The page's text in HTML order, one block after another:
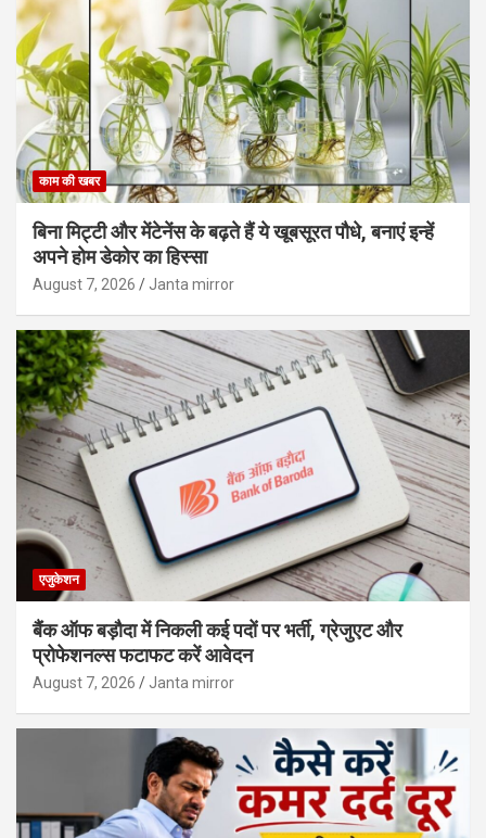
काम की खबर
बिना मिट्टी और मेंटेनेंस के बढ़ते हैं ये खूबसूरत पौधे, बनाएं इन्‍हें
अपने होम डेकोर का हिस्‍सा
August 7, 2026 Janta mirror
एजुकेशन
बैंक ऑफ बड़ौदा में निकली कई पदों पर भर्ती, ग्रेजुएट और
प्रोफेशनल्स फटाफट करें आवेदन
August 7, 2026 Janta mirror